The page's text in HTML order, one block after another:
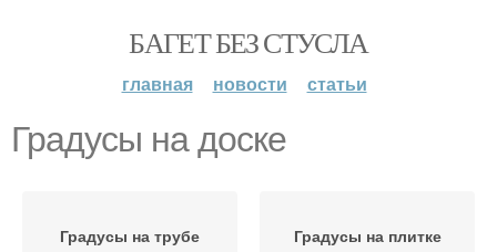
БАГЕТ БЕЗ СТУСЛА
главная новости статьи
Градусы на доске
Градусы на трубе Градусы на плитке